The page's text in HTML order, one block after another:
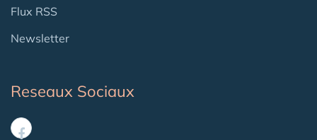
Flux RSS
Newsletter
Reseaux Sociaux